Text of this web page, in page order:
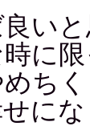
い
に
ちく
に